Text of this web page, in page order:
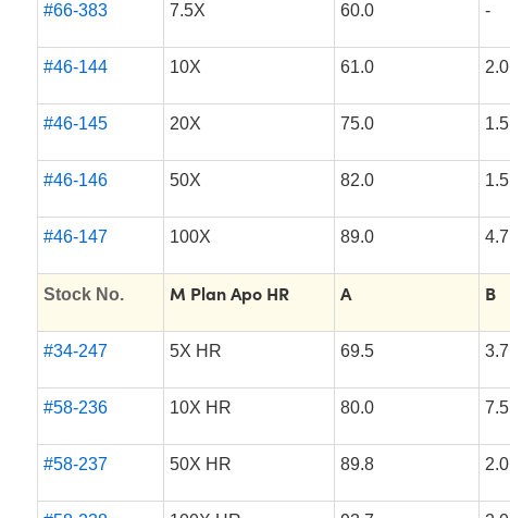
#66-383 7.5X 60.0 -
#46-144 10X 61.0 2.0
#46-145 20X 75.0 1.5
#46-146 50X 82.0 1.5
#46-147 100X 89.0 4.7
Stock No. M Plan Apo HR A B
#34-247 5X HR 69.5 3.7
#58-236 10X HR 80.0 7.5
#58-237 50X HR 89.8 2.0